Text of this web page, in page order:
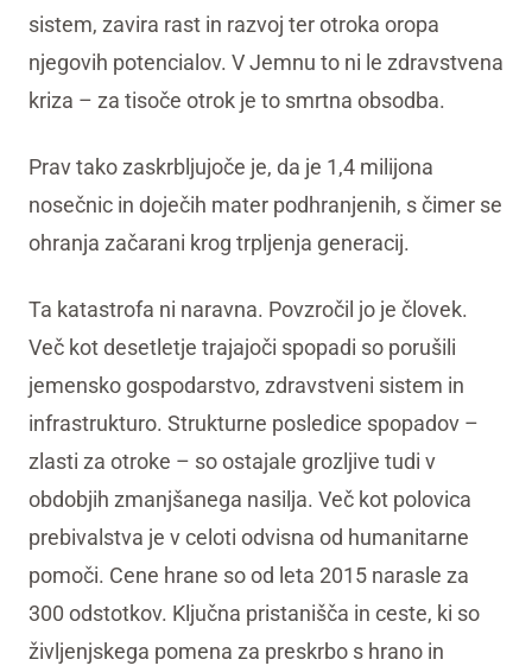
sistem, zavira rast in razvoj ter otroka oropa
njegovih potencialov. V Jemnu to ni le zdravstvena
kriza – za tisoče otrok je to smrtna obsodba.
Prav tako zaskrbljujoče je, da je 1,4 milijona
nosečnic in doječih mater podhranjenih, s čimer se
ohranja začarani krog trpljenja generacij.
Ta katastrofa ni naravna. Povzročil jo je človek.
Več kot desetletje trajajoči spopadi so porušili
jemensko gospodarstvo, zdravstveni sistem in
infrastrukturo. Strukturne posledice spopadov –
zlasti za otroke – so ostajale grozljive tudi v
obdobjih zmanjšanega nasilja. Več kot polovica
prebivalstva je v celoti odvisna od humanitarne
pomoči. Cene hrane so od leta 2015 narasle za
300 odstotkov. Ključna pristanišča in ceste, ki so
življenjskega pomena za preskrbo s hrano in